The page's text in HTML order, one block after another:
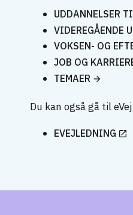
UDDANNELSER
VIDEREGÅENDE
VOKSEN- OG
JOB OG
TEMAER
Du kan også gå til
EVEJLEDNING